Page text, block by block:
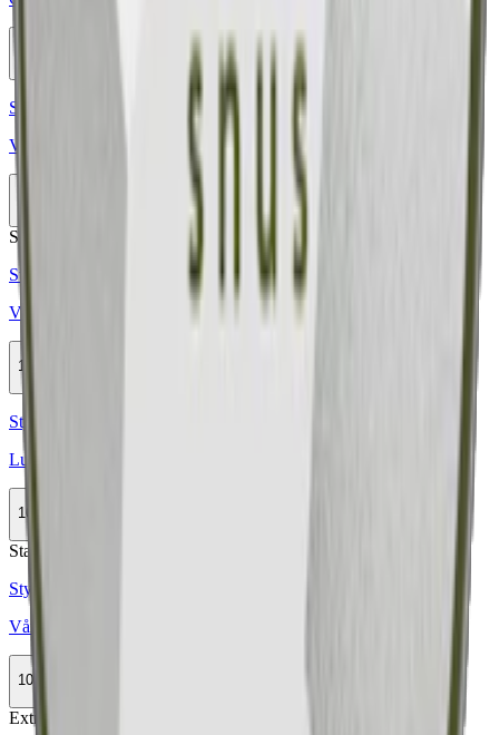
Styrka Normal · Large
Vårgårda Gryning Vit Portion
Stark
Styrka Stark · Large
Vårgårda Bär Vit Portion
10-pack
Styrka Normal · Large
Lundgrens Västkusten
10-pack
Stark
Styrka Stark · Large
Vårgårda Bär Stark Vit Portion
10-pack
Extra Stark